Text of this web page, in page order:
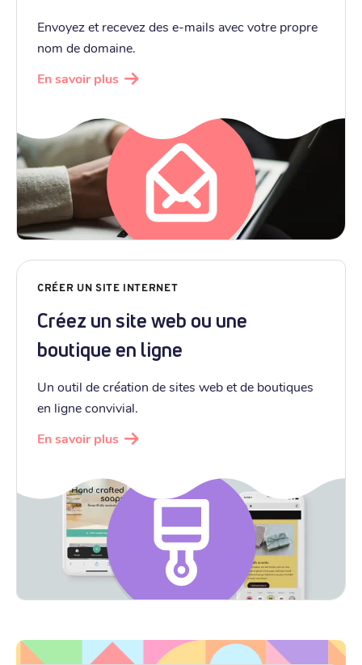
Envoyez et recevez des e-mails avec votre propre
nom de domaine.
En savoir plus
CRÉER UN SITE INTERNET
Créez un site web ou une
boutique en ligne
Un outil de création de sites web et de boutiques
en ligne convivial.
En savoir plus